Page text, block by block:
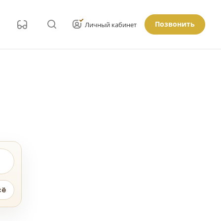
Личный кабинет Позвонить